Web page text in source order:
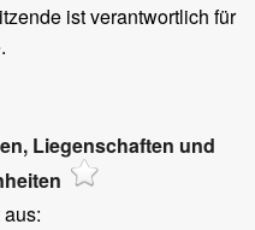
ist verantwortlich für
Liegenschaften und